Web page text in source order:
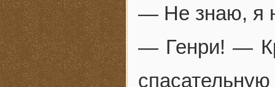
— Не знаю, я
— Генри! —